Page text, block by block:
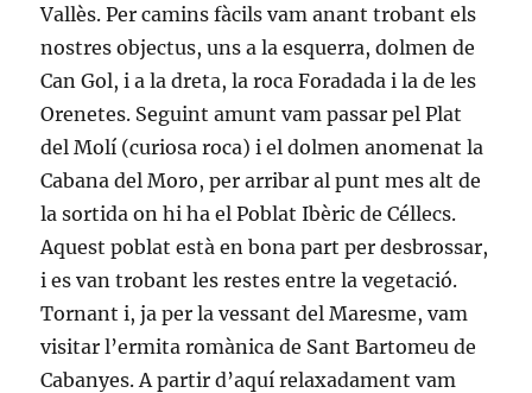
Vallès. Per camins fàcils vam anant trobant els
nostres objectus, uns a la esquerra, dolmen de
Can Gol, i a la dreta, la roca Foradada i la de les
Orenetes. Seguint amunt vam passar pel Plat
del Molí (curiosa roca) i el dolmen anomenat la
Cabana del Moro, per arribar al punt mes alt de
la sortida on hi ha el Poblat Ibèric de Céllecs.
Aquest poblat està en bona part per desbrossar,
i es van trobant les restes entre la vegetació.
Tornant i, ja per la vessant del Maresme, vam
visitar l’ermita romànica de Sant Bartomeu de
Cabanyes. A partir d’aquí relaxadament vam